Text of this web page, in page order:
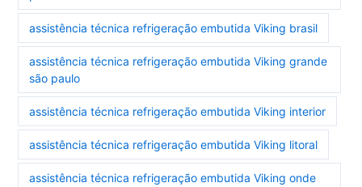
assistência técnica refrigeração embutida Viking brasil
assistência técnica refrigeração embutida Viking grande
são paulo
assistência técnica refrigeração embutida Viking interior
assistência técnica refrigeração embutida Viking litoral
assistência técnica refrigeração embutida Viking onde